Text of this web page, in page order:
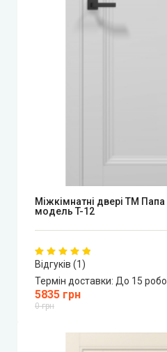
Міжкімнатні двері ТМ
модель T-12
Відгуків (1)
Термін доставки: До 15
5835 грн
0 грн